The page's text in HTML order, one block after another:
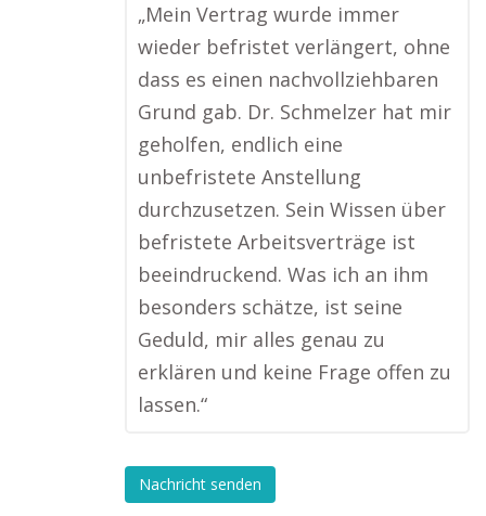
„Mein Vertrag wurde immer
wieder befristet verlängert, ohne
dass es einen nachvollziehbaren
Grund gab. Dr. Schmelzer hat mir
geholfen, endlich eine
unbefristete Anstellung
durchzusetzen. Sein Wissen über
befristete Arbeitsverträge ist
beeindruckend. Was ich an ihm
besonders schätze, ist seine
Geduld, mir alles genau zu
erklären und keine Frage offen zu
lassen.“
Nachricht senden